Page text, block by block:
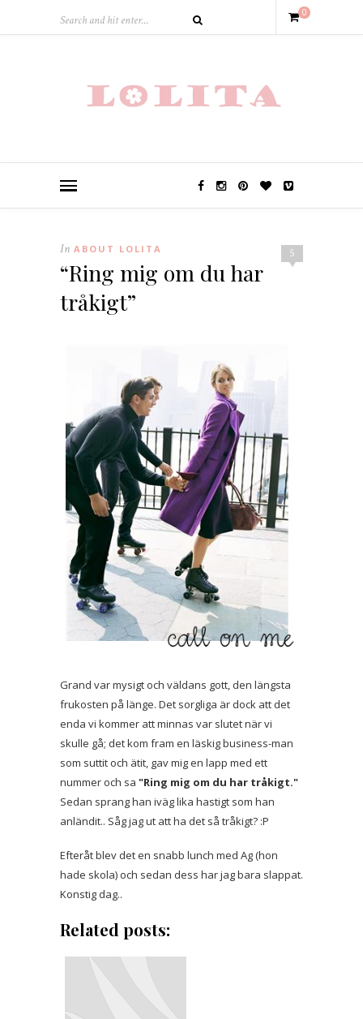
0
5
In ABOUT LOLITA
“Ring mig om du har
tråkigt”
Grand var mysigt och väldans gott, den längsta
frukosten på länge. Det sorgliga är dock att det
enda vi kommer att minnas var slutet när vi
skulle gå; det kom fram en läskig business-man
som suttit och ätit, gav mig en lapp med ett
nummer och sa "Ring mig om du har tråkigt."
Sedan sprang han iväg lika hastigt som han
anländit.. Såg jag ut att ha det så tråkigt? :P
Efteråt blev det en snabb lunch med Ag (hon
hade skola) och sedan dess har jag bara slappat.
Konstig dag..
Related posts: